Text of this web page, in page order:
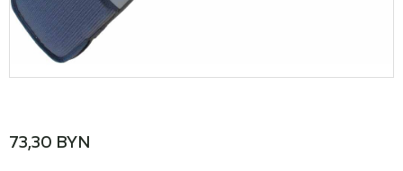
73,30 BYN